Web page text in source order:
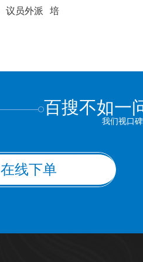
议员外派 培
百搜不如一
我们视口
在线下单